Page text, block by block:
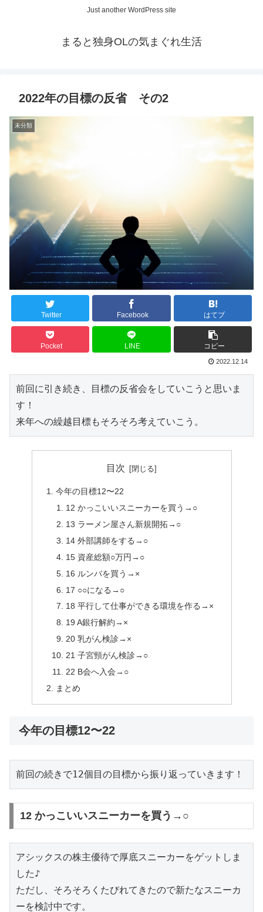
Just another WordPress site
まると独身OLの気まぐれ生活
2022年の目標の反省 その2
未分類
Twitter Facebook はてブ
Pocket LINE コピー
2022.12.14
前回に引き続き、目標の反省会をしていこうと思いま
す！
来年への繰越目標もそろそろ考えていこう。
目次
今年の目標12〜22
12 かっこいいスニーカーを買う→○
13 ラーメン屋さん新規開拓→○
14 外部講師をする→○
15 資産総額○万円→○
16 ルンバを買う→×
17 ○○になる→○
18 平行して仕事ができる環境を作る→×
19 A銀行解約→×
20 乳がん検診→×
21 子宮頸がん検診→○
22 B会へ入会→○
まとめ
今年の目標12〜22
前回の続きで12個目の目標から振り返っていきます！
12 かっこいいスニーカーを買う→○
アシックスの株主優待で厚底スニーカーをゲットしま
した♪
ただし、そろそろくたびれてきたので新たなスニーカ
ーを検討中です。